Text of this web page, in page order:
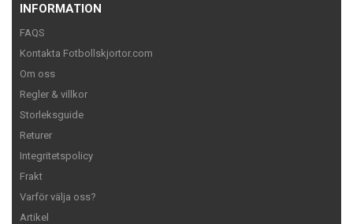
INFORMATION
FAQS
Kontakta Fotbollskjortor.com
Om oss
Regler & villkor
Storleksguide
Returer
Integritetspolicy
Frakt
Varför välja oss?
Artikel